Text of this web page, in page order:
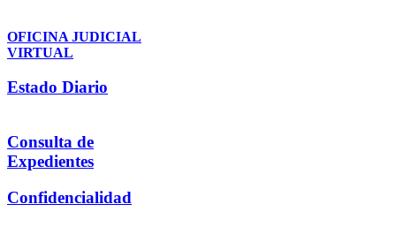
OFICINA JUDICIAL
VIRTUAL
Estado Diario
Consulta de
Expedientes
Confidencialidad